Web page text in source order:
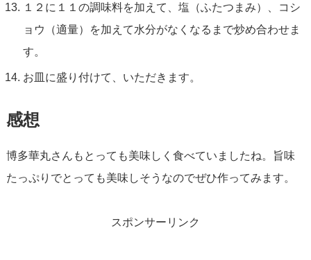
１２に１１の調味料を加えて、塩（ふたつまみ）、コシ
ョウ（適量）を加えて水分がなくなるまで炒め合わせま
す。
お皿に盛り付けて、いただきます。
感想
博多華丸さんもとっても美味しく食べていましたね。旨味
たっぷりでとっても美味しそうなのでぜひ作ってみます。
スポンサーリンク